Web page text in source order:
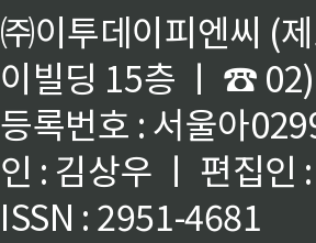
㈜이투데이피엔씨 (
이빌딩 15층 ㅣ ☎
등록번호 : 서울아
인 : 김상우 ㅣ 편집인
ISSN : 2951-4681